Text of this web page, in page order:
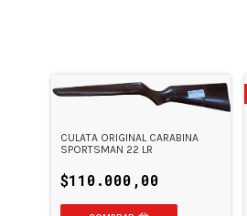
CULATA ORIGINAL CARABINA
SPORTSMAN 22 LR
$110.000,00